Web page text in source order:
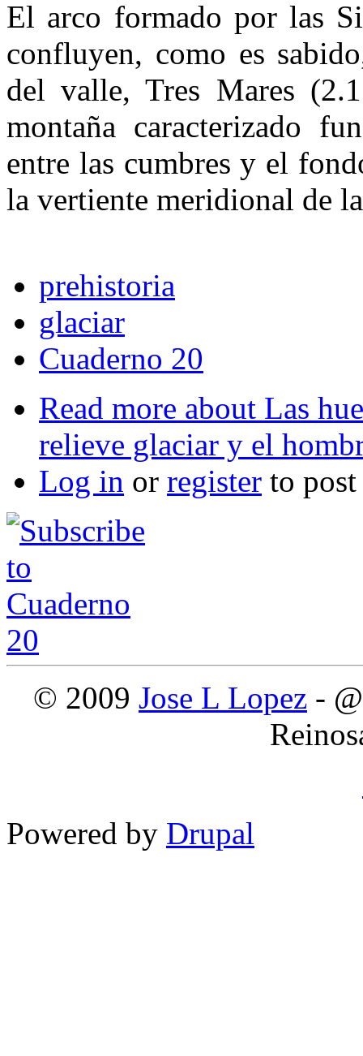
El arco formado por las
confluyen, como es
del valle, Tres Mares
montaña caracterizado
entre las cumbres y el
la vertiente meridional de
prehistoria
glaciar
Cuaderno 20
Read more about Las
relieve glaciar y el
Log in or register to
© 2009 Jose L Lopez -
Powered by Drupal